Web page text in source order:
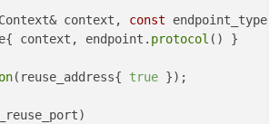
context, const
context, endpoint.
protocol () }
(reuse_address{ true });